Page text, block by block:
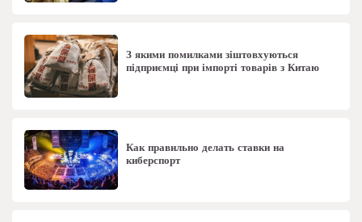
З якими помилками зіштовхуються
підприємці при імпорті товарів з Китаю
Как правильно делать ставки на
киберспорт